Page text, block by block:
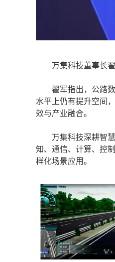
万集科技董事长翟
翟军指出，公路数
水平上仍有提升空间
效与产业融合。
万集科技深耕智慧
知、通信、计算、控
样化场景应用。